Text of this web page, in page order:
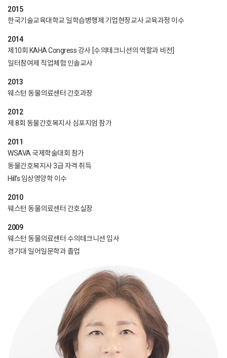
2015
한국기술교육대학교 일학습병행제 기업현장교사 교육과정 이수
2014
제10회 KAHA Congress 강사 [수의테크니션의 역할과 비전]
일터참여제 직업체험 인솔교사
2013
웨스턴 동물의료센터 간호과장
2012
제 8회 동물간호복지사 심포지엄 참가
2011
WSAVA 국제학술대회 참가
동물간호복지사 3급 자격 취득
Hill’s 임상영양학 이수
2010
웨스턴 동물의료센터 간호실장
2009
웨스턴 동물의료센터 수의테크니션 입사
경기대 일어일문학과 졸업